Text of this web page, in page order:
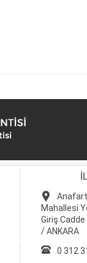
Mahallesi
Giriş
/ ANKARA
0 312